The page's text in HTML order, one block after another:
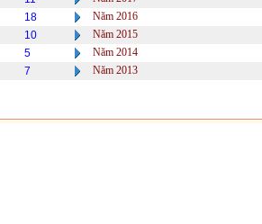
18
Năm 2016
10
Năm 2015
5
Năm 2014
7
Năm 2013